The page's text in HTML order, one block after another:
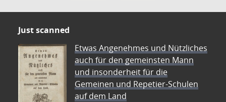
Just scanned
Etwas Angenehmes und Nützliches
auch für den gemeinsten Mann
und insonderheit für die
Gemeinen und Repetier-Schulen
auf dem Land